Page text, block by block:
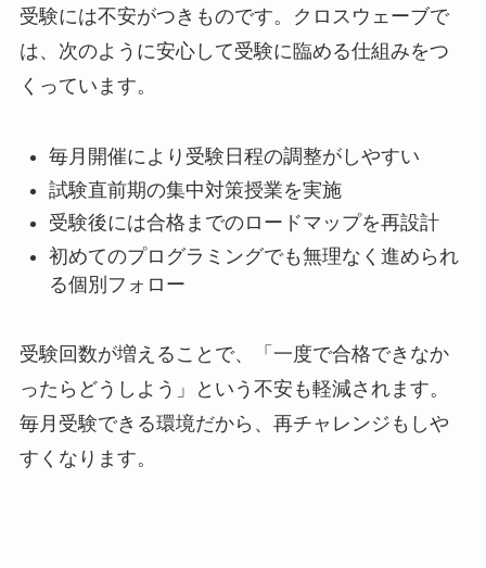
受験には不安がつきものです。クロスウェーブで
は、次のように安心して受験に臨める仕組みをつ
くっています。
毎月開催により受験日程の調整がしやすい
試験直前期の集中対策授業を実施
受験後には合格までのロードマップを再設計
初めてのプログラミングでも無理なく進められ
る個別フォロー
受験回数が増えることで、「一度で合格できなか
ったらどうしよう」という不安も軽減されます。
毎月受験できる環境だから、再チャレンジもしや
すくなります。